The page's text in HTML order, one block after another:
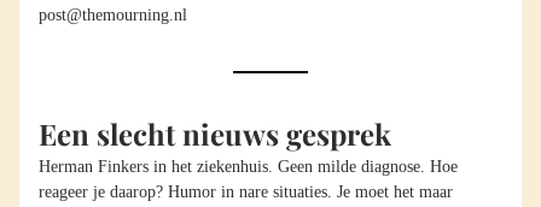
post@themourning.nl
Een slecht nieuws gesprek
Herman Finkers in het ziekenhuis. Geen milde diagnose. Hoe
reageer je daarop? Humor in nare situaties. Je moet het maar